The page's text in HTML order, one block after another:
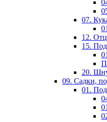
07.
12.
15.
20.
09. Садки,
01.